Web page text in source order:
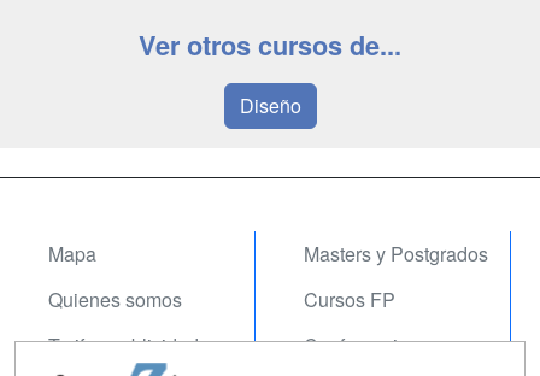
Ver otros cursos de...
Diseño
Mapa
Quienes somos
Tarifas publicidad
Masters y Postgrados
Cursos FP
Conferencias